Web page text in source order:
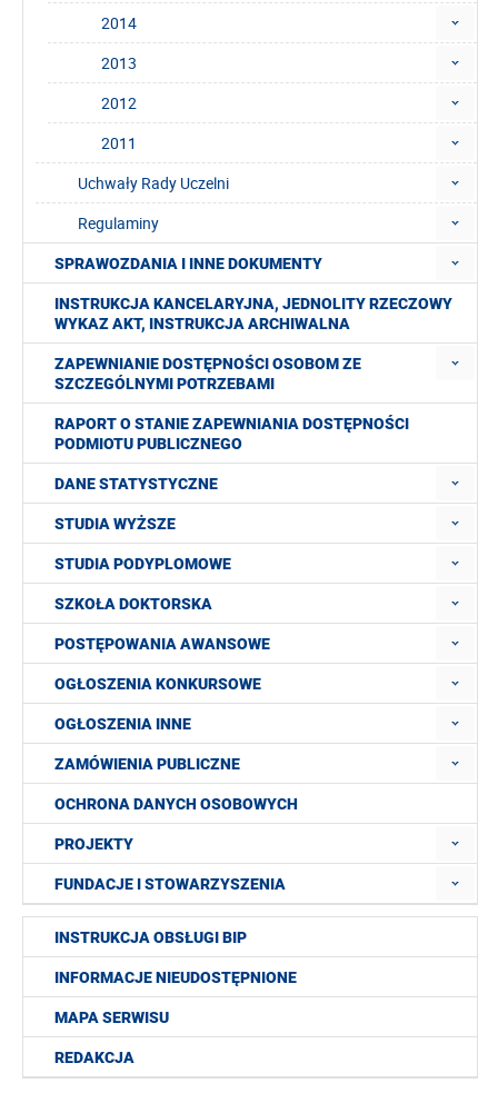
2014
2013
2012
2011
Uchwały Rady Uczelni
Regulaminy
SPRAWOZDANIA I INNE DOKUMENTY
INSTRUKCJA KANCELARYJNA, JEDNOLITY RZECZOWY
WYKAZ AKT, INSTRUKCJA ARCHIWALNA
ZAPEWNIANIE DOSTĘPNOŚCI OSOBOM ZE
SZCZEGÓLNYMI POTRZEBAMI
RAPORT O STANIE ZAPEWNIANIA DOSTĘPNOŚCI
PODMIOTU PUBLICZNEGO
DANE STATYSTYCZNE
STUDIA WYŻSZE
STUDIA PODYPLOMOWE
SZKOŁA DOKTORSKA
POSTĘPOWANIA AWANSOWE
OGŁOSZENIA KONKURSOWE
OGŁOSZENIA INNE
ZAMÓWIENIA PUBLICZNE
OCHRONA DANYCH OSOBOWYCH
PROJEKTY
FUNDACJE I STOWARZYSZENIA
INSTRUKCJA OBSŁUGI BIP
INFORMACJE NIEUDOSTĘPNIONE
MAPA SERWISU
REDAKCJA